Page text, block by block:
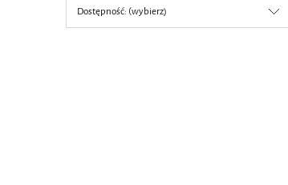
Dostępność: (wybierz)